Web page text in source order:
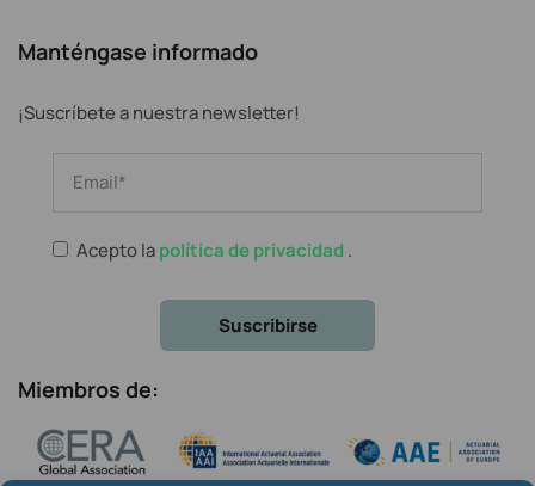
Manténgase informado
¡Suscríbete a nuestra newsletter!
Acepto lapolítica de privacidad .
Miembros de: